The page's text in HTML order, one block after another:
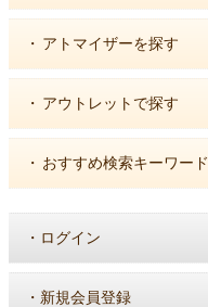
・ アトマイザーを探す
・ アウトレットで探す
・ おすすめ検索キーワード
・ ログイン
・ 新規会員登録